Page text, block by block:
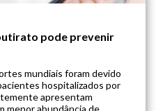
pode prevenir
mundiais foram devido
hospitalizados por
apresentam
menor abundância de